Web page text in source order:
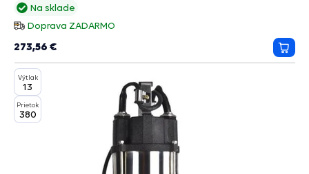
Na sklade
Doprava ZADARMO
273,56 €
do
Výtlak
13
Prietok
380